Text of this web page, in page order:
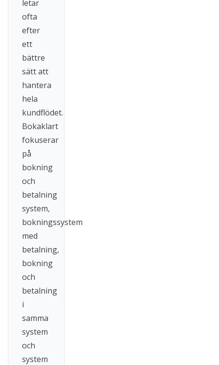
letar
ofta
efter
ett
bättre
sätt att
hantera
hela
kundflödet.
Bokaklart
fokuserar
på
bokning
och
betalning
system,
bokningssystem
med
betalning,
bokning
och
betalning
i
samma
system
och
system